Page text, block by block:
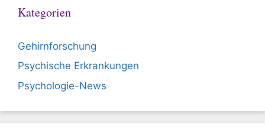
Kategorien
Gehirnforschung
Psychische Erkrankungen
Psychologie-News